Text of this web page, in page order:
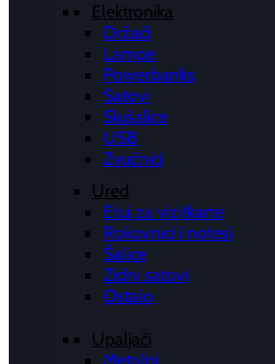
Elektronika
Držači
Lampe
Powerbanks
Satovi
Slušalice
USB
Zvučnici
Ured
Etui za vizitkarte
Rokovnici i notesi
Šalice
Zidni satovi
Ostalo
Upaljači